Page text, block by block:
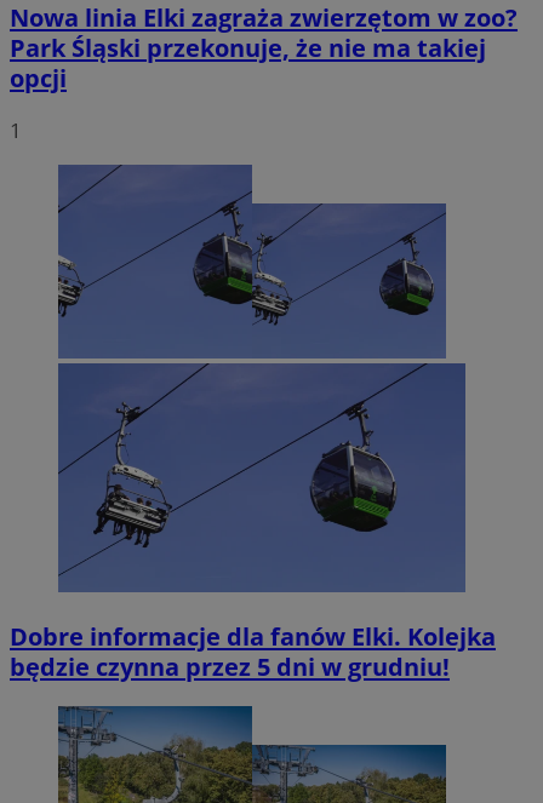
Nowa linia Elki zagraża zwierzętom w zoo?
Park Śląski przekonuje, że nie ma takiej
opcji
1
Dobre informacje dla fanów Elki. Kolejka
będzie czynna przez 5 dni w grudniu!